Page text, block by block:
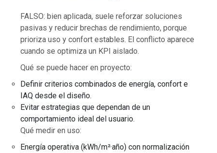
FALSO: bien aplicada, suele reforzar soluciones
pasivas y reducir brechas de rendimiento, porque
prioriza uso y confort estables. El conflicto aparece
cuando se optimiza un KPI aislado.
Qué se puede hacer en proyecto:
Definir criterios combinados de energía, confort e
IAQ desde el diseño.
Evitar estrategias que dependan de un
comportamiento ideal del usuario.
Qué medir en uso:
Energía operativa (kWh/m²·año) con normalización